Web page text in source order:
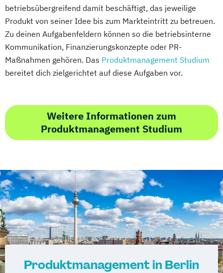
betriebsübergreifend damit beschäftigt, das jeweilige
Produkt von seiner Idee bis zum Markteintritt zu betreuen.
Zu deinen Aufgabenfeldern können so die betriebsinterne
Kommunikation, Finanzierungskonzepte oder PR-
Maßnahmen gehören. Das Produktmanagement Studium
bereitet dich zielgerichtet auf diese Aufgaben vor.
Weitere Informationen zum
Produktmanagement Studium
Produktmanagement in Berlin